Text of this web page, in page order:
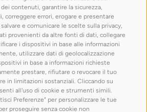
contenuti, garantire la sicurezza,
correggere errori, erogare e presentare
e comunicare le scelte sulla privacy,
provenienti da altre fonti di dati, collegare
i dispositivi in base alle informazioni
utilizzare dati di geolocalizzazione
in base a informazioni richieste
prestare, rifiutare o revocare il tuo
in limitazioni sostanziali. Cliccando su
all'uso di cookie e strumenti simili.
Preferenze" per personalizzare le tue
proseguire senza cookie non